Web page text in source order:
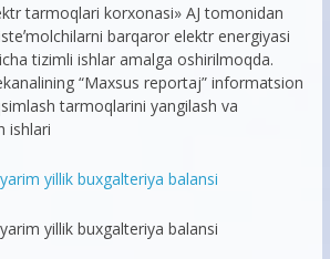
tarmoqlari korxonasi» AJ tomonidan
barqaror elektr energiyasi
tizimli ishlar amalga oshirilmoqda.
“Maxsus reportaj” informatsion
tarmoqlarini yangilash va
ishlari
yillik buxgalteriya balansi
yillik buxgalteriya balansi